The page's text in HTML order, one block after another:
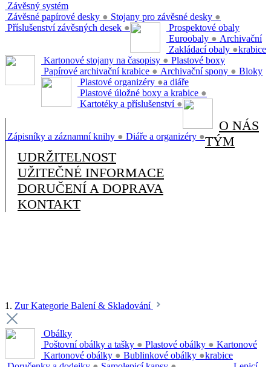
Závěsný systém
Závěsné papírové desky ● Stojany pro závěsné desky ●
Příslušenství závěsných desek ●
Prospektové obaly
Euroobaly ●
Zakládací obaly ●
Archivační
krabice
Kartonové stojany na časopisy ●
Papírové archivační krabice ● Archivační spony ●
Plastové boxy
Plastové organizéry ●
Plastové úložné boxy a krabice ●
Kartotéky a příslušenství ●
Bloky
a diáře
Zápisníky a záznamní knihy ● Diáře a organizéry ●
O NÁS
TÝM
UDRŽITELNOST
UŽITEČNÉ INFORMACE
DORUČENÍ A DOPRAVA
KONTAKT
1. Zur Kategorie Balení & Skladování
Obálky
Poštovní obálky a tašky ● Plastové obálky ●
Kartonové obálky ● Bublinkové obálky ●
Kartonové
krabice